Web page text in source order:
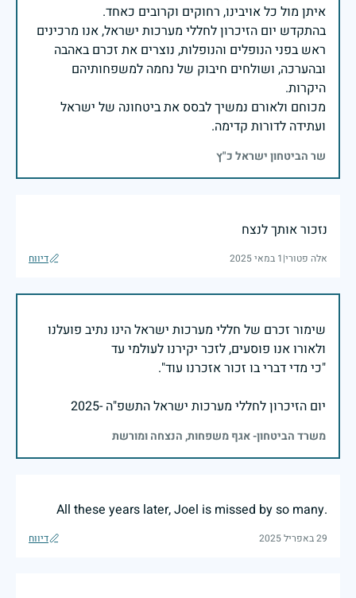
בהתקדש יום הזיכרון לחללי מערכות ישראל, אנו מרכינים
ראש בפני הנופלים והנופלות, נוצרים את זכרם באהבה
ובהערכה, ושולחים חיבוק של נחמה למשפחותיהם
מכוחם ולאורם נמשיך לבסס את ביטחונה של ישראל
ועתידה לדורות קדימה.
שר הביטחון ישראל כ"ץ
נזכור אותך לנצח
אלה פטורי|1 במאי 2025 דיווח
שימור זכרם של חללי מערכות ישראל הינו נתיב פועלנו
יום הזיכרון לחללי מערכות ישראל התשפ"ה -2025
משרד הביטחון- אגף משפחות, הנצחה ומורשת
.All these years later, Joel is missed by so many
29 באפריל 2025 דיווח